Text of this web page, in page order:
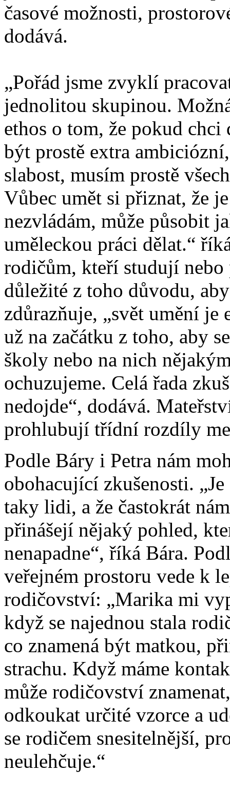
časové možnosti,
dodává.
„Pořád jsme zvyklí
jednolitou skupinou.
ethos o tom, že pokud
být prostě extra
slabost, musím prostě
Vůbec umět si přiznat, že
nezvládám, může působit
uměleckou práci dělat.“
rodičům, kteří studují
důležité z toho důvodu,
zdůrazňuje, „svět umění
už na začátku z toho, aby
školy nebo na nich
ochuzujeme. Celá řada
nedojde“, dodává.
prohlubují třídní rozdíly
Podle Báry i Petra nám
obohacující zkušenosti.
taky lidi, a že častokrát
přinášejí nějaký pohled,
nenapadne“, říká Bára.
veřejném prostoru vede k
rodičovství: „Marika mi
když se najednou stala
co znamená být matkou,
strachu. Když máme
může rodičovství
odkoukat určité vzorce a
se rodičem snesitelnější,
neulehčuje.“